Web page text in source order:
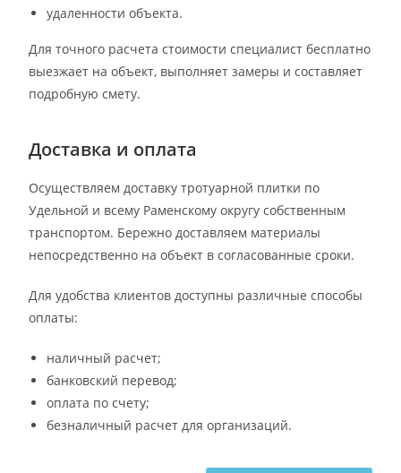
удаленности объекта.
Для точного расчета стоимости специалист бесплатно
выезжает на объект, выполняет замеры и составляет
подробную смету.
Доставка и оплата
Осуществляем доставку тротуарной плитки по
Удельной и всему Раменскому округу собственным
транспортом. Бережно доставляем материалы
непосредственно на объект в согласованные сроки.
Для удобства клиентов доступны различные способы
оплаты:
наличный расчет;
банковский перевод;
оплата по счету;
безналичный расчет для организаций.